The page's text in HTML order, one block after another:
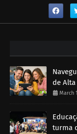
de
March
turma